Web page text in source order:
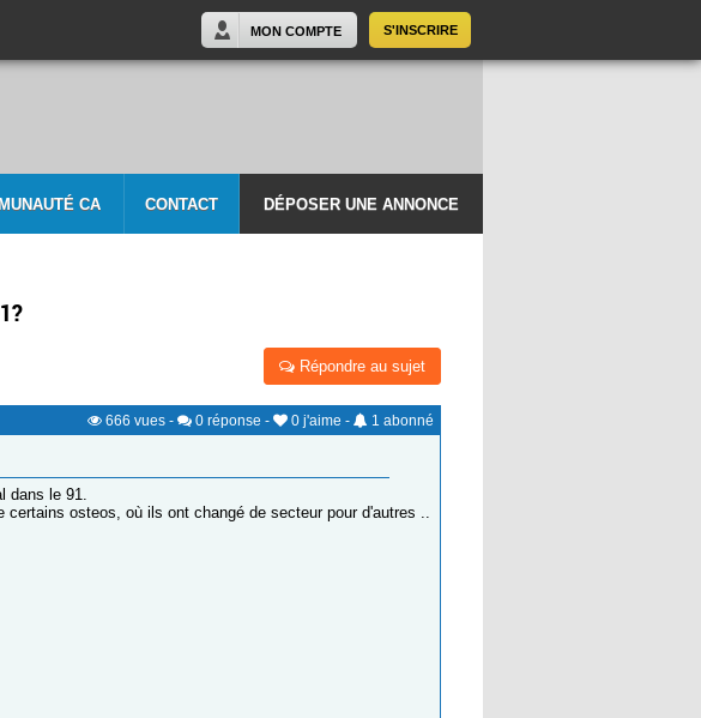
S'INSCRIRE
MON COMPTE
CA CONTACT DÉPOSER UNE ANNONCE
Répondre au sujet
666 vues - 0 réponse - 0 j'aime - 1 abonné
dans le 91.
osteos, où ils ont changé de secteur pour d'autres ..